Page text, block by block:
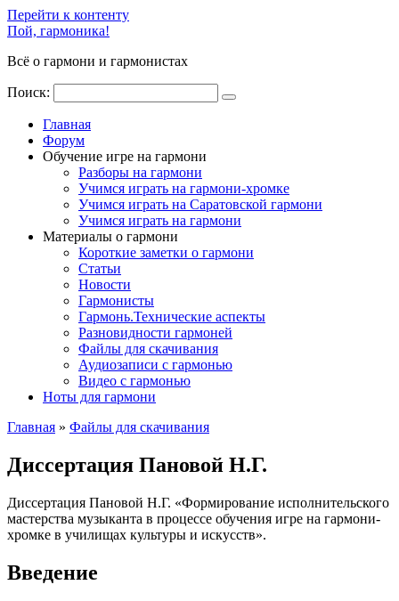
Перейти к контенту
Пой, гармоника!
Всё о гармони и гармонистах
Поиск:
Главная
Форум
Обучение игре на гармони
Разборы на гармони
Учимся играть на гармони-хромке
Учимся играть на Саратовской гармони
Учимся играть на гармони
Материалы о гармони
Короткие заметки о гармони
Cтатьи
Новости
Гармонисты
Гармонь.Технические аспекты
Разновидности гармоней
Файлы для скачивания
Аудиозаписи с гармонью
Видео с гармонью
Ноты для гармони
Главная » Файлы для скачивания
Диссертация Пановой Н.Г.
Диссертация Пановой Н.Г. «Формирование исполнительского
мастерства музыканта в процессе обучения игре на гармони-
хромке в училищах культуры и искусств».
Введение